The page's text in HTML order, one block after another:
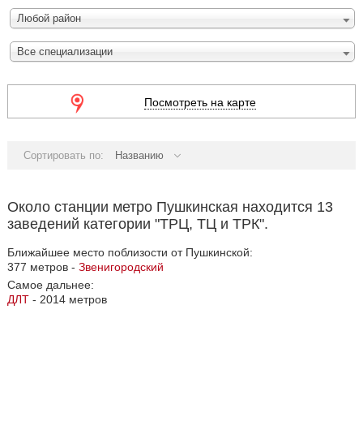
Любой район
Все специализации
Посмотреть на карте
Сортировать по: Названию
Около станции метро Пушкинская находится 13
заведений категории "ТРЦ, ТЦ и ТРК".
Ближайшее место поблизости от Пушкинской:
377 метров - Звенигородский
Самое дальнее:
ДЛТ - 2014 метров